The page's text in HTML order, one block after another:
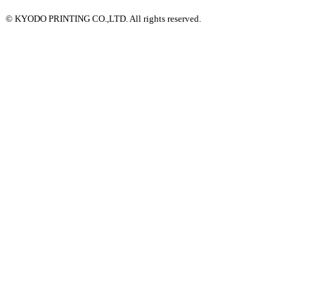
© KYODO PRINTING CO.,LTD. All rights reserved.